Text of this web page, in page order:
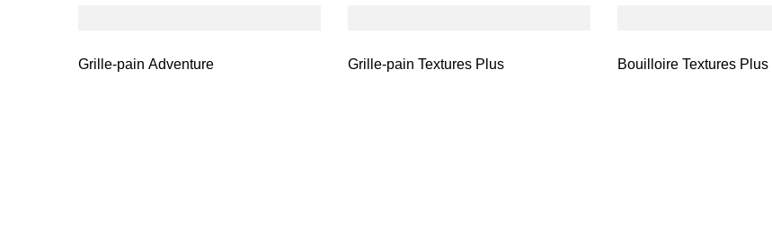
Grille-pain Adventure Grille-pain Textures Plus
Bouilloire Textures Plus